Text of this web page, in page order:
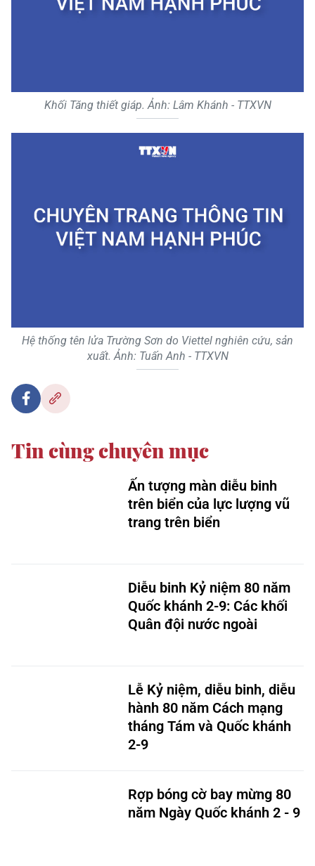
Khối Tăng thiết giáp. Ảnh: Lâm Khánh - TTXVN
Hệ thống tên lửa Trường Sơn do Viettel nghiên cứu, sản
xuất. Ảnh: Tuấn Anh - TTXVN
Tin cùng chuyên mục
Ấn tượng màn diễu binh
trên biển của lực lượng vũ
trang trên biển
Diễu binh Kỷ niệm 80 năm
Quốc khánh 2-9: Các khối
Quân đội nước ngoài
Lễ Kỷ niệm, diễu binh, diễu
hành 80 năm Cách mạng
tháng Tám và Quốc khánh
2-9
Rợp bóng cờ bay mừng 80
năm Ngày Quốc khánh 2 - 9